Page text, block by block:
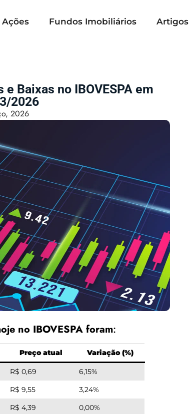
Ações Fundos Imobiliários Artigos
Baixas no IBOVESPA em
2026
2026
no IBOVESPA foram:
Preço atual Variação (%)
R$ 0,69
6,15%
R$ 9,55
3,24%
R$ 4,39
0,00%